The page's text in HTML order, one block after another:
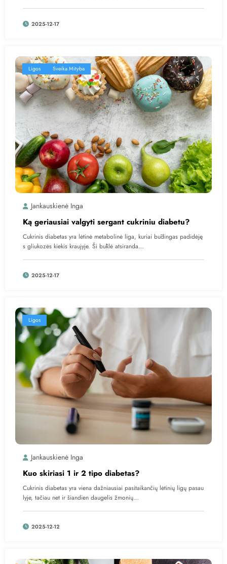
2025-12-17
Ligos Sveika Mityba
Jankauskienė Inga
Ką geriausiai valgyti sergant cukriniu diabetu?
Cukrinis diabetas yra lėtinė metabolinė liga, kuriai būdingas padidėję
s gliukozės kiekis kraujyje. Ši būklė atsiranda…
2025-12-17
Ligos
Jankauskienė Inga
Kuo skiriasi 1 ir 2 tipo diabetas?
Cukrinis diabetas yra viena dažniausiai pasitaikančių lėtinių ligų pasau
lyje, tačiau net ir šiandien daugelis žmonių…
2025-12-12